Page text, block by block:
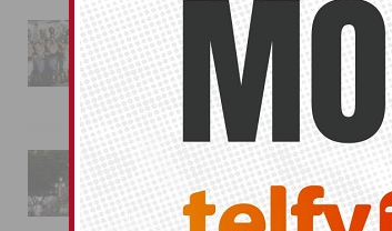
La magia de la Entrada Mora
conquista las calles de
Almoradí
01/08/2026
La fiesta se adueña de
Almoradí con la presentación
de los cargos festeros y la
toma del castillo